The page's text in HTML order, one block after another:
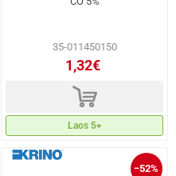
35-011450150
1,32€
d
Laos 5+
−52%